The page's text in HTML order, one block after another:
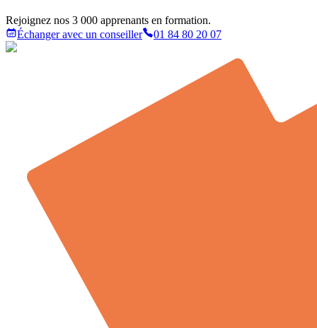
Rejoignez nos 3 000 apprenants en formation.
Échanger avec un conseiller
01 84 80 20 07